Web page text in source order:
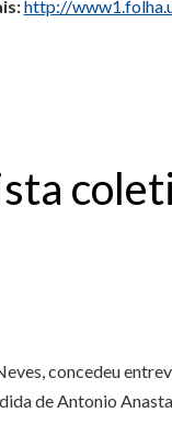
http://
concedeu
de Antonio